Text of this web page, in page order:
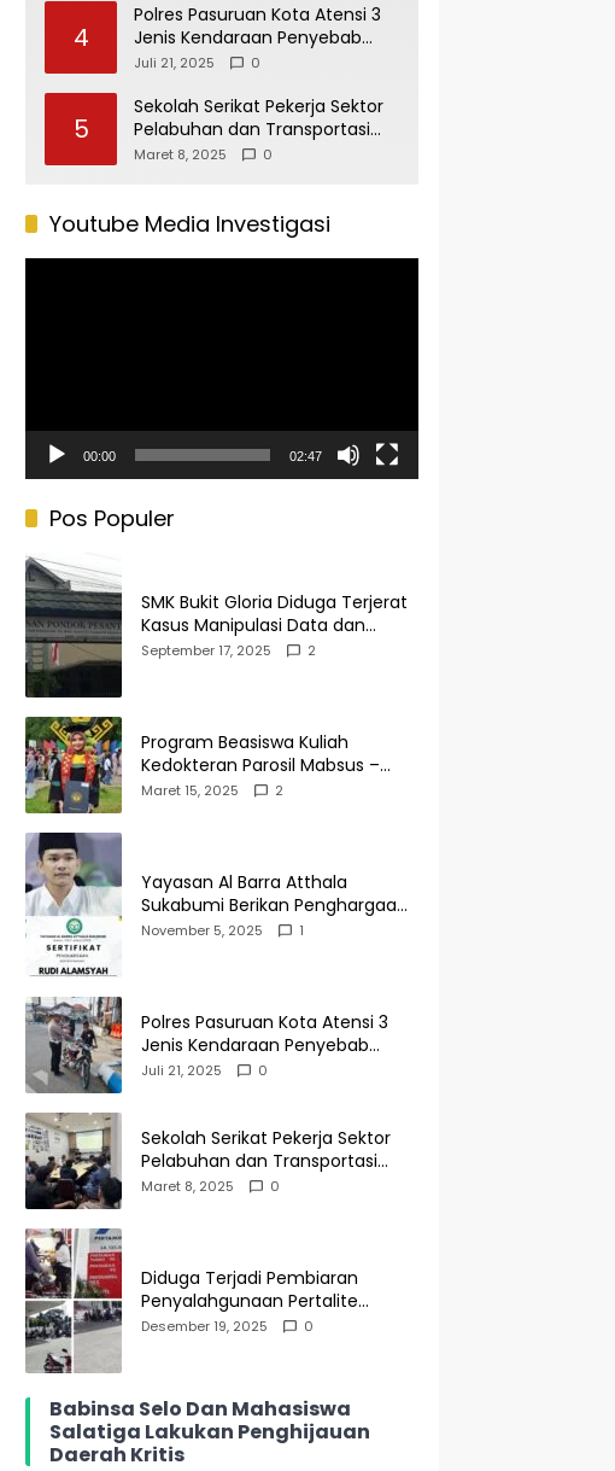
dan Kemasyarakatan
4
Polres Pasuruan Kota Atensi 3
Jenis Kendaraan Penyebab
Kecelakaan di Operasi Patuh
Juli 21, 2025 0
5
Sekolah Serikat Pekerja Sektor
Pelabuhan dan Transportasi
Indonesia Agenda Buka Puasa
Maret 8, 2025 0
Youtube Media Investigasi
00:00 02:47
Pos Populer
SMK Bukit Gloria Diduga Terjerat
Kasus Manipulasi Data dan
Pelaporan Palsu Untuk
September 17, 2025 2
Program Beasiswa Kuliah
Kedokteran Parosil Mabsus –
Mad Hasnurin Kini Menuai Hasil.
Maret 15, 2025 2
Yayasan Al Barra Atthala
Sukabumi Berikan Penghargaan
Kepada Rudi Alamsyah Atas
November 5, 2025 1
Polres Pasuruan Kota Atensi 3
Jenis Kendaraan Penyebab
Kecelakaan di Operasi Patuh
Juli 21, 2025 0
Sekolah Serikat Pekerja Sektor
Pelabuhan dan Transportasi
Indonesia Agenda Buka Puasa
Maret 8, 2025 0
Diduga Terjadi Pembiaran
Penyalahgunaan Pertalite
Subsidi di SPBU 34-135.05
Desember 19, 2025 0
Babinsa Selo Dan Mahasiswa
Salatiga Lakukan Penghijauan
Daerah Kritis